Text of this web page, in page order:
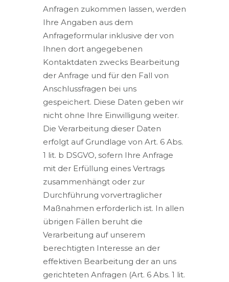
Anfragen zukommen lassen, werden
Ihre Angaben aus dem
Anfrageformular inklusive der von
Ihnen dort angegebenen
Kontaktdaten zwecks Bearbeitung
der Anfrage und für den Fall von
Anschlussfragen bei uns
gespeichert. Diese Daten geben wir
nicht ohne Ihre Einwilligung weiter.
Die Verarbeitung dieser Daten
erfolgt auf Grundlage von Art. 6 Abs.
1 lit. b DSGVO, sofern Ihre Anfrage
mit der Erfüllung eines Vertrags
zusammenhängt oder zur
Durchführung vorvertraglicher
Maßnahmen erforderlich ist. In allen
übrigen Fällen beruht die
Verarbeitung auf unserem
berechtigten Interesse an der
effektiven Bearbeitung der an uns
gerichteten Anfragen (Art. 6 Abs. 1 lit.